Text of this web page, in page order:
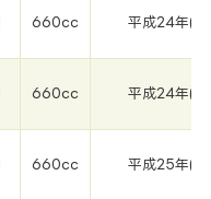
660cc 平成24年
660cc 平成24年
660cc 平成25年